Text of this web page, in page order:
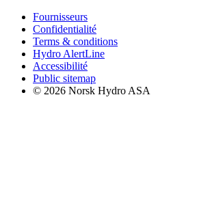
Fournisseurs
Confidentialité
Terms & conditions
Hydro AlertLine
Accessibilité
Public sitemap
© 2026 Norsk Hydro ASA